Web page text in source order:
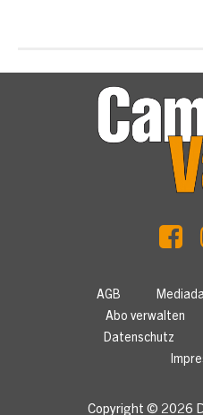
AGB
Abo verwalten
Datenschutz
Copyright © 2026